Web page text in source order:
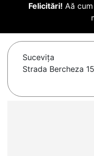
Felicitări! Aă
Suceviţa
Strada Bercheza